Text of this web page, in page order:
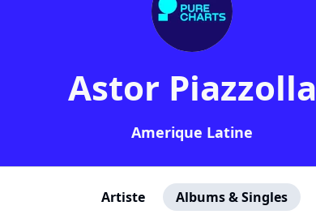
Astor Piazzolla
Amerique Latine
Artiste Albums & Singles